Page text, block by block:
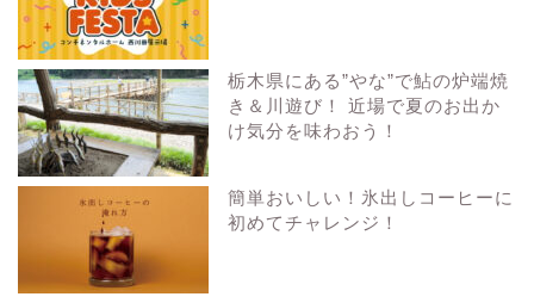
栃木県にある”やな”で鮎の炉端焼
き＆川遊び！ 近場で夏のお出か
け気分を味わおう！
簡単おいしい！氷出しコーヒーに
初めてチャレンジ！